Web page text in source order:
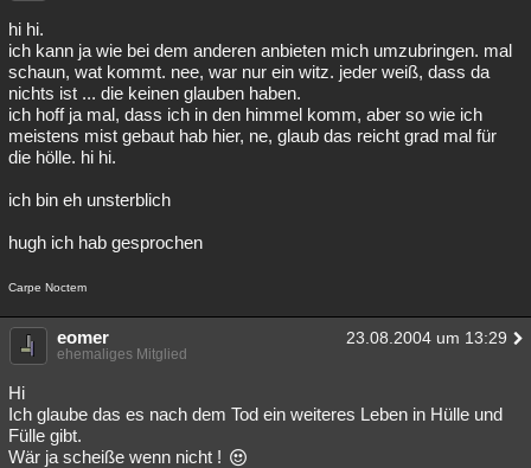
hi hi.
ich kann ja wie bei dem anderen anbieten mich umzubringen. mal
schaun, wat kommt. nee, war nur ein witz. jeder weiß, dass da
nichts ist ... die keinen glauben haben.
ich hoff ja mal, dass ich in den himmel komm, aber so wie ich
meistens mist gebaut hab hier, ne, glaub das reicht grad mal für
die hölle. hi hi.
ich bin eh unsterblich
hugh ich hab gesprochen
Carpe Noctem
eomer 23.08.2004 um 13:29
ehemaliges Mitglied
Hi
Ich glaube das es nach dem Tod ein weiteres Leben in Hülle und
Fülle gibt.
Wär ja scheiße wenn nicht !